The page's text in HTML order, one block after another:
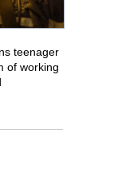
teenager
of working